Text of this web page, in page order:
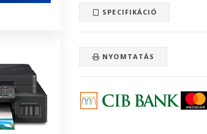
SPECIFIKÁCIÓ
NYOMTATÁS